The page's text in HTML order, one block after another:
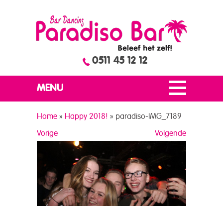
0511 45 12 12
MENU
Home » Happy 2018! » paradiso-IMG_7189
Volgende
Vorige